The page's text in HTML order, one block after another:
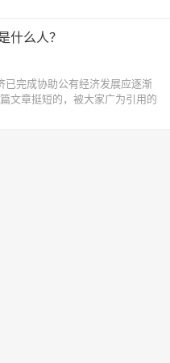
什么人？
已完成协助公有经济发展应逐渐
文章挺短的，被大家广为引用的